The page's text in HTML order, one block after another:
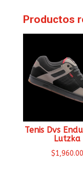
Productos
Tenis Dvs
Lutzka
$1,960.00